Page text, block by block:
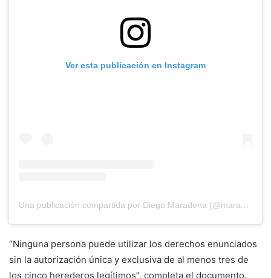
Ver esta publicación en Instagram
Una publicación compartida por Diego Maradona (@maradona)
“Ninguna persona puede utilizar los derechos enunciados
sin la autorización única y exclusiva de al menos tres de
los cinco herederos legítimos”, completa el documento.